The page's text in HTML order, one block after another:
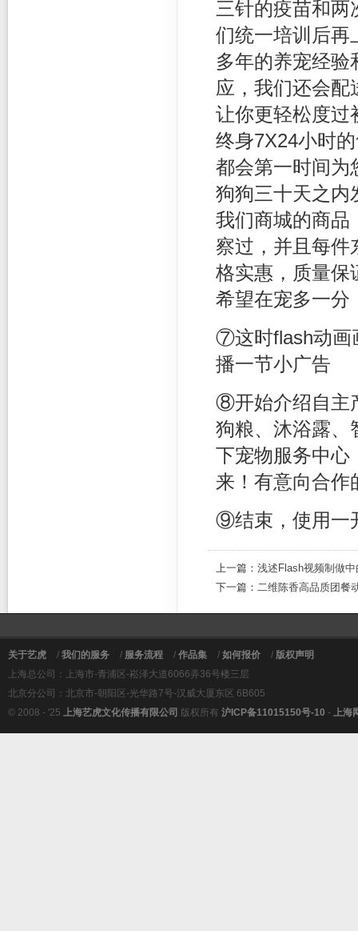
三针的疫苗和两
们统一培训后再
多年的养宠经验
应，我们还会配
让你更轻松度过
终身7X24小时
都会第一时间为
狗狗三十天之内
我们商城的商品
察过，并且每件
格实惠，质量保
希望在宠多一分
⑦这时flash动画
播一节小广告
⑧开始介绍自主
狗粮、沐浴露、
下宠物服务中心
来！有意向合作
⑨结束，使用一
上一篇： 浅述Flash视频制做
下一篇： 二维陈香高品质团餐
关于艺虎 / 我们的服务 / 服务流程 / 作品集 / 如何报价 / 版权声明
上海总公司：上海市-青浦区-崧泽大道6066弄36号楼三层
北京分公司：北京市-朝阳区-光华路7号-汉威大厦东区 6B605
© 2008 - '25 上海艺虎文化传播有限公司 版权所有 沪ICP备11015150号-10 - 上海